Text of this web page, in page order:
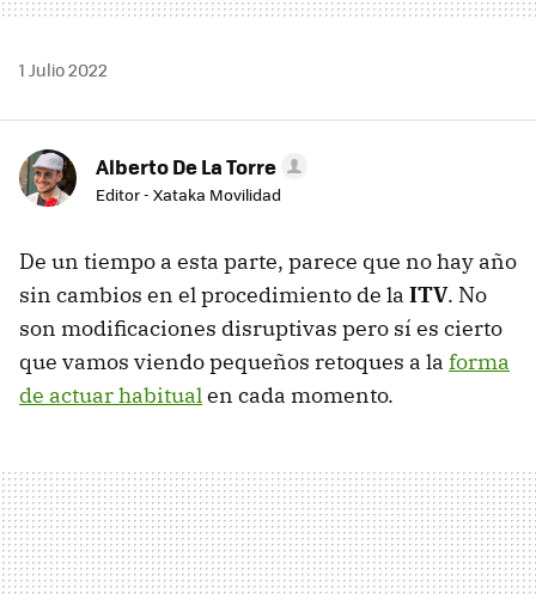
1 Julio 2022
Alberto De La Torre
Editor - Xataka Movilidad
De un tiempo a esta parte, parece que no hay año
sin cambios en el procedimiento de la ITV. No
son modificaciones disruptivas pero sí es cierto
que vamos viendo pequeños retoques a la forma
de actuar habitualen cada momento.